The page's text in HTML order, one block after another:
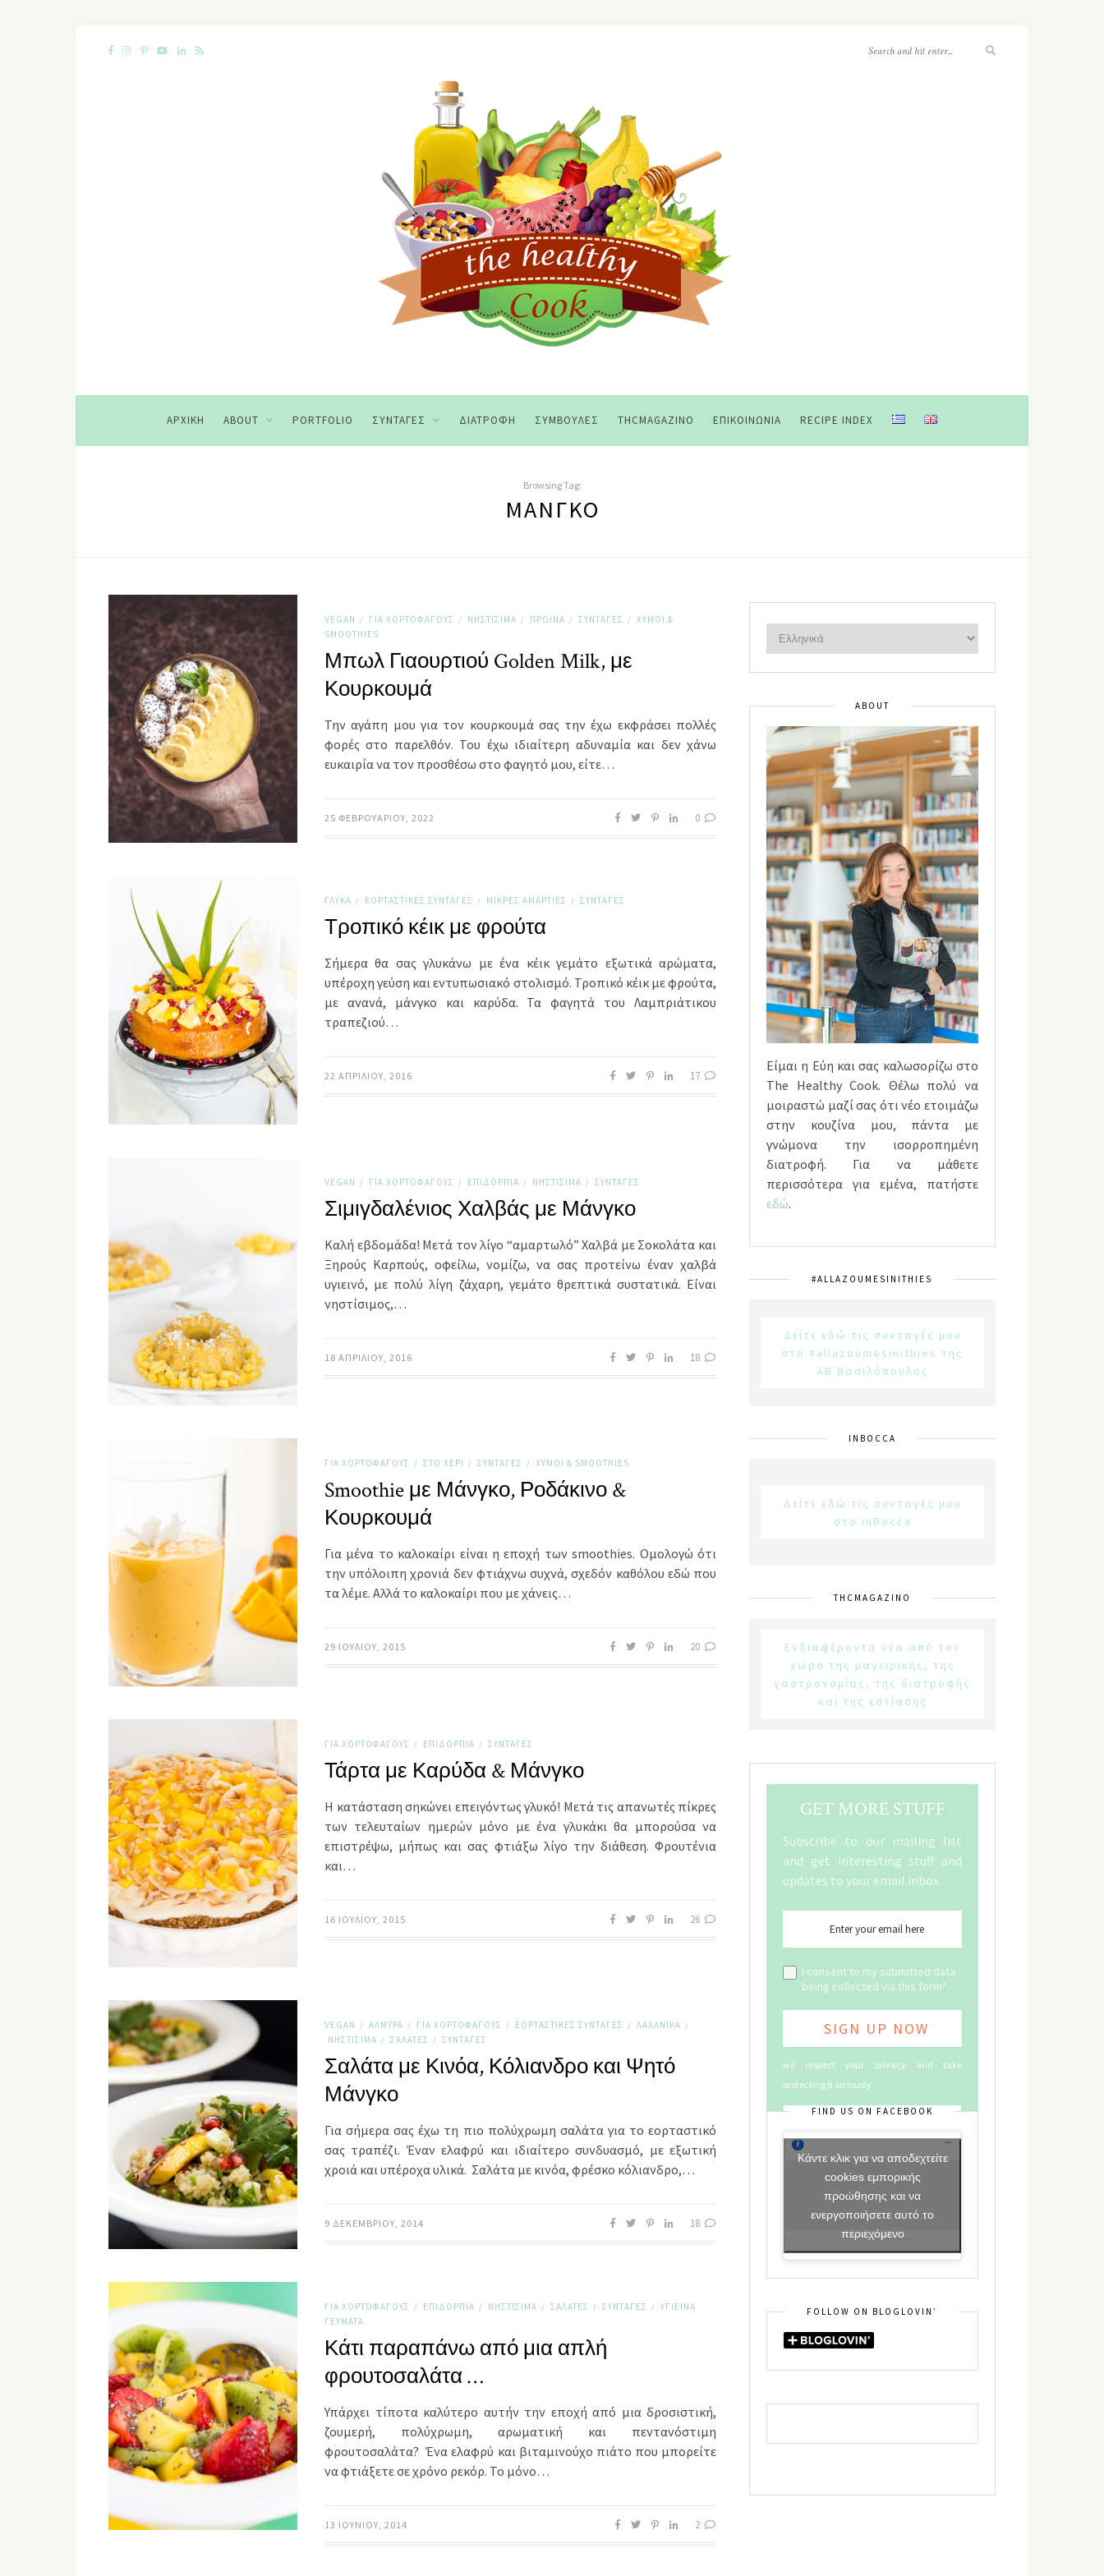
ΑΡΧΙΚΉ ABOUT PORTFOLIO ΣΥΝΤΑΓΈΣ ΔΙΑΤΡΟΦΉ ΣΥΜΒΟΥΛΈΣ THCMAGAZINO ΕΠΙΚΟΙΝΩΝΊΑ RECIPE INDEX
Browsing Tag:
ΜΆΝΓΚΟ
VEGAN / ΓΙΑ ΧΟΡΤΟΦΆΓΟΥΣ / ΝΗΣΤΊΣΙΜΑ / ΠΡΩΙΝΆ / ΣΥΝΤΑΓΈΣ /
ΧΥΜΟΊ &
SMOΟTHIES
Μπωλ Γιαουρτιού Golden Milk, με
Κουρκουμά
Την αγάπη μου για τον κουρκουμά σας την έχω εκφράσει πολλές
φορές στο παρελθόν. Του έχω ιδιαίτερη αδυναμία και δεν χάνω
ευκαιρία να τον προσθέσω στο φαγητό μου, είτε…
25 ΦΕΒΡΟΥΑΡΊΟΥ, 2022 0
ΓΛΥΚΆ / ΕΟΡΤΑΣΤΙΚΈΣ ΣΥΝΤΑΓΈΣ / ΜΙΚΡΈΣ ΑΜΑΡΤΊΕΣ / ΣΥΝΤΑΓΈΣ
Τροπικό κέικ με φρούτα
Σήμερα θα σας γλυκάνω με ένα κέικ γεμάτο εξωτικά αρώματα,
υπέροχη γεύση και εντυπωσιακό στολισμό. Τροπικό κέικ με φρούτα,
με ανανά, μάνγκο και καρύδα. Τα φαγητά του Λαμπριάτικου
τραπεζιού…
22 ΑΠΡΙΛΊΟΥ, 2016 17
VEGAN / ΓΙΑ ΧΟΡΤΟΦΆΓΟΥΣ / ΕΠΙΔΌΡΠΙΑ / ΝΗΣΤΊΣΙΜΑ / ΣΥΝΤΑΓΈΣ
Σιμιγδαλένιος Χαλβάς με Μάνγκο
Καλή εβδομάδα! Μετά τον λίγο “αμαρτωλό” Χαλβά με Σοκολάτα και
Ξηρούς Καρπούς, οφείλω, νομίζω, να σας προτείνω έναν χαλβά
υγιεινό, με πολύ λίγη ζάχαρη, γεμάτο θρεπτικά συστατικά. Είναι
νηστίσιμος,…
18 ΑΠΡΙΛΊΟΥ, 2016 18
ΓΙΑ ΧΟΡΤΟΦΆΓΟΥΣ / ΣΤΟ ΧΈΡΙ / ΣΥΝΤΑΓΈΣ / ΧΥΜΟΊ & SMOΟTHIES
Smoothie με Μάνγκο, Ροδάκινο &
Κουρκουμά
Για μένα το καλοκαίρι είναι η εποχή των smoothies. Ομολογώ ότι
την υπόλοιπη χρονιά δεν φτιάχνω συχνά, σχεδόν καθόλου εδώ που
τα λέμε. Αλλά το καλοκαίρι που με χάνεις…
29 ΙΟΥΛΊΟΥ, 2015 20
ΓΙΑ ΧΟΡΤΟΦΆΓΟΥΣ / ΕΠΙΔΌΡΠΙΑ / ΣΥΝΤΑΓΈΣ
Τάρτα με Καρύδα & Μάνγκο
Η κατάσταση σηκώνει επειγόντως γλυκό! Μετά τις απανωτές πίκρες
των τελευταίων ημερών μόνο με ένα γλυκάκι θα μπορούσα να
επιστρέψω, μήπως και σας φτιάξω λίγο την διάθεση. Φρουτένια
και…
16 ΙΟΥΛΊΟΥ, 2015 26
VEGAN / ΑΛΜΥΡΆ / ΓΙΑ ΧΟΡΤΟΦΆΓΟΥΣ / ΕΟΡΤΑΣΤΙΚΈΣ ΣΥΝΤΑΓΈΣ / ΛΑΧΑΝΙΚΆ /
ΝΗΣΤΊΣΙΜΑ / ΣΑΛΆΤΕΣ / ΣΥΝΤΑΓΈΣ
Σαλάτα με Κινόα, Κόλιανδρο και Ψητό
Μάνγκο
Για σήμερα σας έχω τη πιο πολύχρωμη σαλάτα για το εορταστικό
σας τραπέζι. Έναν ελαφρύ και ιδιαίτερο συνδυασμό, με εξωτική
χροιά και υπέροχα υλικά. Σαλάτα με κινόα, φρέσκο κόλιανδρο,…
9 ΔΕΚΕΜΒΡΊΟΥ, 2014 18
ΓΙΑ ΧΟΡΤΟΦΆΓΟΥΣ / ΕΠΙΔΌΡΠΙΑ / ΝΗΣΤΊΣΙΜΑ / ΣΑΛΆΤΕΣ / ΣΥΝΤΑΓΈΣ /
ΥΓΙΕΙΝΆ
ΓΕΎΜΑΤΑ
Κάτι παραπάνω από μια απλή
φρουτοσαλάτα …
Υπάρχει τίποτα καλύτερο αυτήν την εποχή από μια δροσιστική,
ζουμερή, πολύχρωμη, αρωματική και πεντανόστιμη
φρουτοσαλάτα? Ένα ελαφρύ και βιταμινούχο πιάτο που μπορείτε
να φτιάξετε σε χρόνο ρεκόρ. Το μόνο…
13 ΙΟΥΝΊΟΥ, 2014 2
ABOUT
Είμαι η Εύη και σας καλωσορίζω στο
The Healthy Cook. Θέλω πολύ να
μοιραστώ μαζί σας ότι νέο ετοιμάζω
στην κουζίνα μου, πάντα με
γνώμονα την ισορροπημένη
διατροφή. Για να μάθετε
περισσότερα για εμένα, πατήστε
εδώ.
#ALLAZOUMESINITHIES
Δείτε εδώ τις συνταγές μου
στο #allazoumesinithies της
ΑΒ Βασιλόπουλος
INBOCCA
Δείτε εδώ τις συνταγές μου
στο inBocca
THCMAGAZINO
Ενδιαφέροντα νέα από τον
χώρο της μαγειρικής, της
γαστρονομίας, της διατροφής
και της εστίασης
GET MORE STUFF
Subscribe to our mailing list
and get interesting stuff and
updates to your email inbox.
I consent to my submitted data
being collected via this form*
we respect your privacy and take
protecting it seriously
FIND US ON FACEBOOK
Κάντε κλικ για να αποδεχτείτε
cookies εμπορικής
προώθησης και να
ενεργοποιήσετε αυτό το
περιεχόμενο
FOLLOW ON BLOGLOVIN’